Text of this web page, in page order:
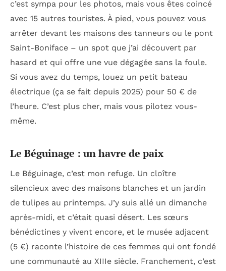
c’est sympa pour les photos, mais vous êtes coincé
avec 15 autres touristes. À pied, vous pouvez vous
arrêter devant les maisons des tanneurs ou le pont
Saint-Boniface – un spot que j’ai découvert par
hasard et qui offre une vue dégagée sans la foule.
Si vous avez du temps, louez un petit bateau
électrique (ça se fait depuis 2025) pour 50 € de
l’heure. C’est plus cher, mais vous pilotez vous-
même.
Le Béguinage : un havre de paix
Le Béguinage, c’est mon refuge. Un cloître
silencieux avec des maisons blanches et un jardin
de tulipes au printemps. J’y suis allé un dimanche
après-midi, et c’était quasi désert. Les sœurs
bénédictines y vivent encore, et le musée adjacent
(5 €) raconte l’histoire de ces femmes qui ont fondé
une communauté au XIIIe siècle. Franchement, c’est